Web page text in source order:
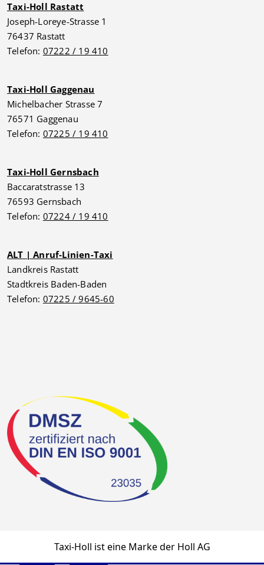
Taxi-Holl Rastatt
Joseph-Loreye-Strasse 1
76437 Rastatt
Telefon: 07222 / 19 410
Taxi-Holl Gaggenau
Michelbacher Strasse 7
76571 Gaggenau
Telefon: 07225 / 19 410
Taxi-Holl Gernsbach
Baccaratstrasse 13
76593 Gernsbach
Telefon: 07224 / 19 410
ALT | Anruf-Linien-Taxi
Landkreis Rastatt
Stadtkreis Baden-Baden
Telefon: 07225 / 9645-60
Taxi-Holl ist eine Marke der Holl AG